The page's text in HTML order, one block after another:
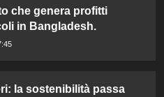
che genera profitti
in Bangladesh.
la sostenibilità passa